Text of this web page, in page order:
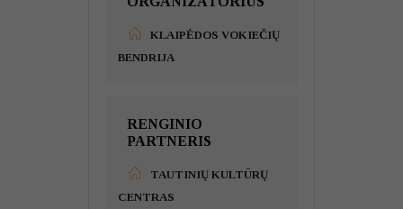
KLAIPĖDOS VOKIEČIŲ
BENDRIJA
RENGINIO
PARTNERIS
TAUTINIŲ KULTŪRŲ
CENTRAS